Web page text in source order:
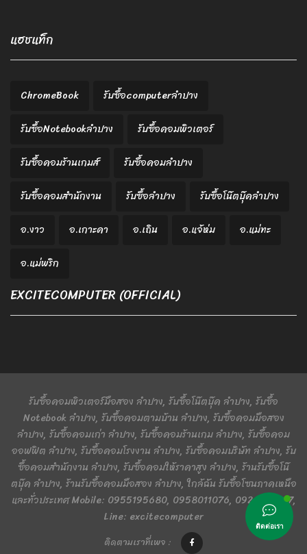
แฮชแท็ก
ChromeBook
รับซื้อcomputerลำปาง
รับซื้อNotebookลำปาง
รับซื้อคอมพิวเตอร์
รับซื้อคอมร้านเกมส์
รับซื้อคอมลำปาง
รับซื้อคอมสำนักงาน
รับซื้อลำปาง
รับซื้อโน๊ตบุ๊คลำปาง
อ.งาว
อ.เกาะคา อ.เถิน อ.แจ้ห่ม
อ.แม่ทะ
อ.แม่พริก
EXCITECOMPUTER (OFFICIAL)
รับซื้อคอมพิวเตอร์มือสอง ลำปาง, รับซื้อโน๊ตบุ๊ค ลำปาง, รับซื้อ
Notebook ลำปาง, รับซื้อคอมตามบ้าน ลำปาง, รับซื้อคอมมือสอง
ลำปาง, รับซื้อคอมเก่า ลำปาง, รับซื้อคอมร้านเกม ลำปาง, รับซื้อคอม
ออฟฟิต ลำปาง, รับซื้อคอมโรงงาน ลำปาง, รับซื้อคอมบริษัท ลำปาง, รับ
ซื้อคอมสำนักงาน ลำปาง, รับซื้อคอมให้ราคาสูง ลำปาง, ร้านรับซื้อโน๊
ตบุ๊ค ลำปาง, ร้านรับซื้อคอมมือสอง ลำปาง, ใกล้ฉัน รับซื้อโซนภาคเหนือ
และทั่วประเทศ Mobile: 0955195680, 0958011076, 0924401367,
Line: excitecomputer
ติดตามเราที่เพจ :
ติดต่อเรา